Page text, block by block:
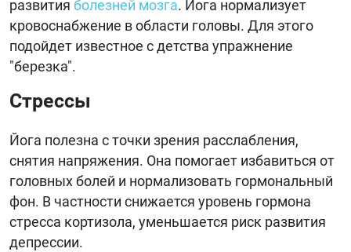
развития болезней мозга. Йога нормализует
кровоснабжение в области головы. Для этого
подойдет известное с детства упражнение
"березка".
Стрессы
Йога полезна с точки зрения расслабления,
снятия напряжения. Она помогает избавиться от
головных болей и нормализовать гормональный
фон. В частности снижается уровень гормона
стресса кортизола, уменьшается риск развития
депрессии.